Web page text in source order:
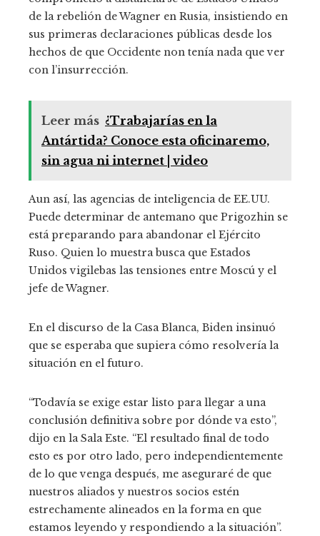
de la rebelión de Wagner en Rusia, insistiendo en
sus primeras declaraciones públicas desde los
hechos de que Occidente non tenía nada que ver
con l’insurrección.
Leer más ¿Trabajarías en la
Antártida? Conoce esta oficinaremo,
sin agua ni internet | video
Aun así, las agencias de inteligencia de EE.UU.
Puede determinar de antemano que Prigozhin se
está preparando para abandonar el Ejército
Ruso. Quien lo muestra busca que Estados
Unidos vigilebas las tensiones entre Moscú y el
jefe de Wagner.
En el discurso de la Casa Blanca, Biden insinuó
que se esperaba que supiera cómo resolvería la
situación en el futuro.
“Todavía se exige estar listo para llegar a una
conclusión definitiva sobre por dónde va esto”,
dijo en la Sala Este. “El resultado final de todo
esto es por otro lado, pero independientemente
de lo que venga después, me aseguraré de que
nuestros aliados y nuestros socios estén
estrechamente alineados en la forma en que
estamos leyendo y respondiendo a la situación”.